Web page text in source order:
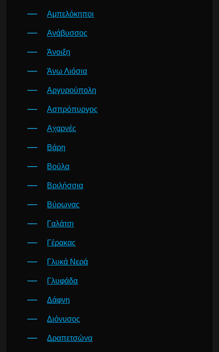
Αμπελόκηποι
Ανάβυσσος
Άνοιξη
Άνω Λιόσια
Αργυρούπολη
Ασπρόπυργος
Αχαρνές
Βάρη
Βούλα
Βριλήσσια
Βύρωνας
Γαλάτσι
Γέρακας
Γλυκά Νερά
Γλυφάδα
Δάφνη
Διόνυσος
Δραπετσώνα